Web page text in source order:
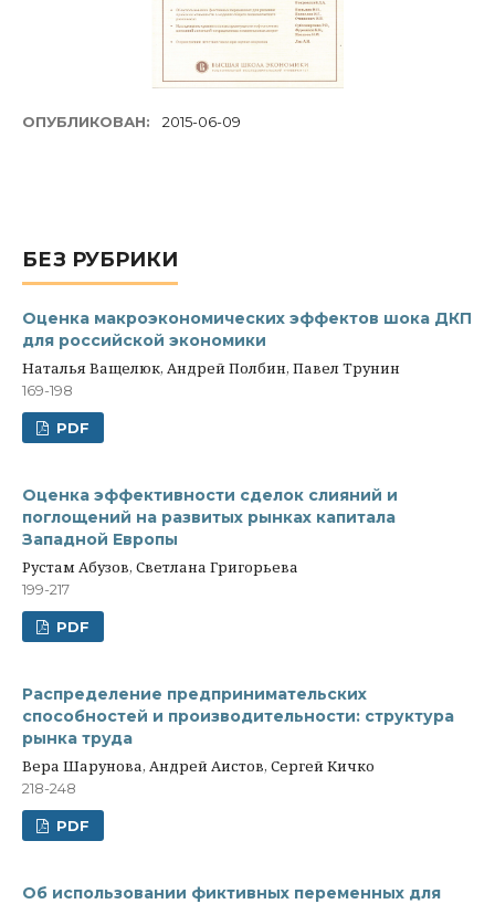
ОПУБЛИКОВАН: 2015-06-09
БЕЗ РУБРИКИ
Оценка макроэкономических эффектов шока ДКП
для российской экономики
Наталья Ващелюк, Андрей Полбин, Павел Трунин
169-198
PDF
Оценка эффективности сделок слияний и
поглощений на развитых рынках капитала
Западной Европы
Рустам Абузов, Светлана Григорьева
199-217
PDF
Распределение предпринимательских
способностей и производительности: структура
рынка труда
Вера Шарунова, Андрей Аистов, Сергей Кичко
218-248
PDF
Об использовании фиктивных переменных для